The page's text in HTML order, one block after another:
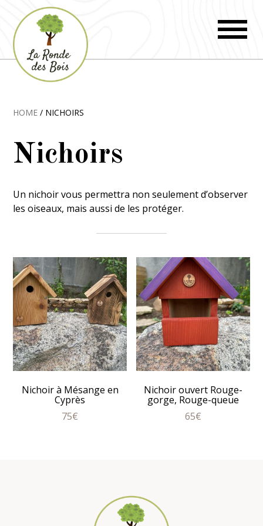
HOME / NICHOIRS
Nichoirs
Un nichoir vous permettra non seulement d’observer
les oiseaux, mais aussi de les protéger.
Nichoir à Mésange en
Cyprès
75€
Nichoir ouvert Rouge-
gorge, Rouge-queue
65€